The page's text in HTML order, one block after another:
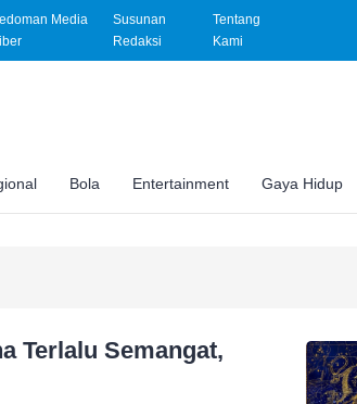
Media
Susunan
Redaksi
Tentang
Kami
Bola Entertainment Gaya Hidup
Terlalu Semangat,